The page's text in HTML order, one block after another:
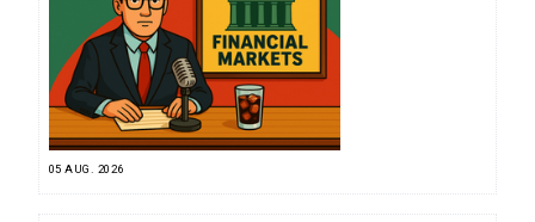
05 AUG. 2026